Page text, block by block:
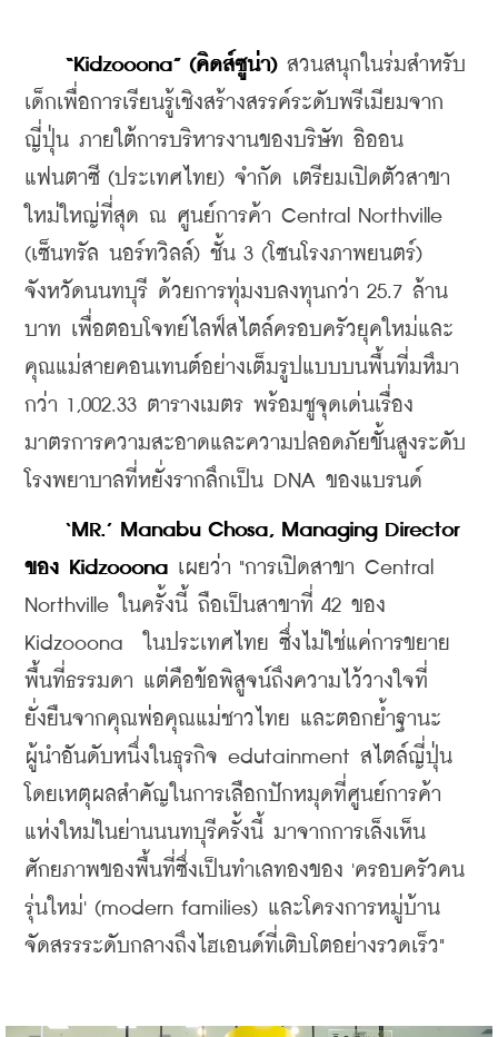
“Kidzooona” (คิดส์ซูน่า) สวนสนุกในร่มสำหรับ
เด็กเพื่อการเรียนรู้เชิงสร้างสรรค์ระดับพรีเมียมจาก
ญี่ปุ่น ภายใต้การบริหารงานของบริษัท อิออน
แฟนตาซี (ประเทศไทย) จำกัด เตรียมเปิดตัวสาขา
ใหม่ใหญ่ที่สุด ณ ศูนย์การค้า Central Northville
(เซ็นทรัล นอร์ทวิลล์) ชั้น 3 (โซนโรงภาพยนตร์)
จังหวัดนนทบุรี ด้วยการทุ่มงบลงทุนกว่า 25.7 ล้าน
บาท เพื่อตอบโจทย์ไลฟ์สไตล์ครอบครัวยุคใหม่และ
คุณแม่สายคอนเทนต์อย่างเต็มรูปแบบบนพื้นที่มหึมา
กว่า 1,002.33 ตารางเมตร พร้อมชูจุดเด่นเรื่อง
มาตรการความสะอาดและความปลอดภัยขั้นสูงระดับ
โรงพยาบาลที่หยั่งรากลึกเป็น DNA ของแบรนด์
‘MR.’ Manabu Chosa, Managing Director
ของ Kidzooona เผยว่า "การเปิดสาขา Central
Northville ในครั้งนี้ ถือเป็นสาขาที่ 42 ของ
Kidzooona  ในประเทศไทย ซึ่งไม่ใช่แค่การขยาย
พื้นที่ธรรมดา แต่คือข้อพิสูจน์ถึงความไว้วางใจที่
ยั่งยืนจากคุณพ่อคุณแม่ชาวไทย และตอกย้ำฐานะ
ผู้นำอันดับหนึ่งในธุรกิจ edutainment สไตล์ญี่ปุ่น
โดยเหตุผลสำคัญในการเลือกปักหมุดที่ศูนย์การค้า
แห่งใหม่ในย่านนนทบุรีครั้งนี้ มาจากการเล็งเห็น
ศักยภาพของพื้นที่ซึ่งเป็นทำเลทองของ 'ครอบครัวคน
รุ่นใหม่' (modern families) และโครงการหมู่บ้าน
จัดสรรระดับกลางถึงไฮเอนด์ที่เติบโตอย่างรวดเร็ว"